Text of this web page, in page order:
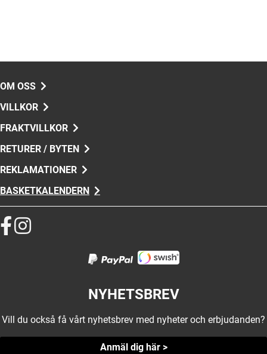
OM OSS
VILLKOR
FRAKTVILLKOR
RETURER / BYTEN
REKLAMATIONER
BASKETKALENDERN
NYHETSBREV
Vill du också få vårt nyhetsbrev med nyheter och erbjudanden?
Anmäl dig här >